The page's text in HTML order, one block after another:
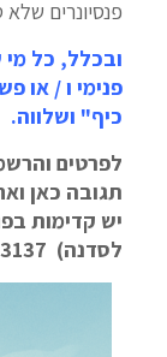
פנסיונרים
ובכלל, כל
פנימי ו / או
כיף" ושלווה.
לפרטים
תגובה כאן
יש קדימות
לסדנה) 8993137 – 052